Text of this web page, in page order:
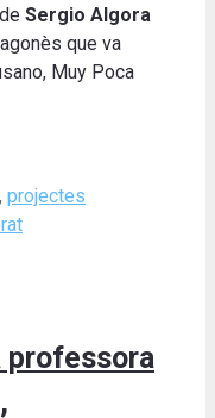
Sergio Algora
que va
Muy Poca
, projectes
professora